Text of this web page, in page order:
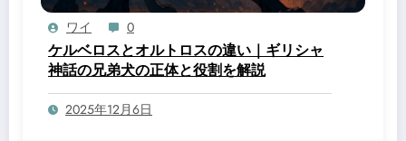
ワイ 0
ケルベロスとオルトロスの違い｜ギリシャ
神話の兄弟犬の正体と役割を解説
2025年12月6日